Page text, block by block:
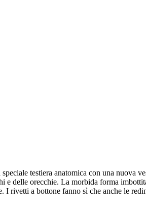
testiera anatomica con una nuova
e delle orecchie. La morbida forma
I rivetti a bottone fanno sì che anche le